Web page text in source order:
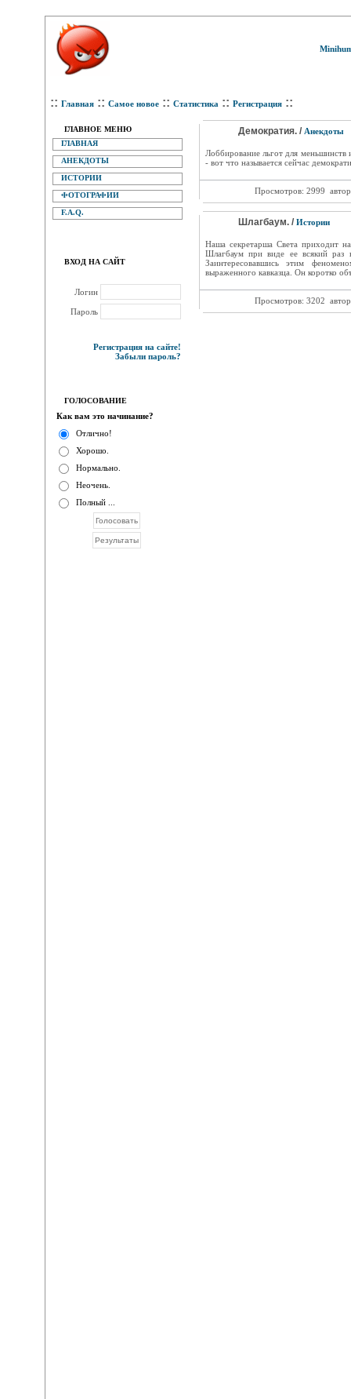
:: Главная :: Самое новое :: Статистика :: Регистрация ::
ГЛАВНОЕ МЕНЮ
ГЛАВНАЯ
АНЕКДОТЫ
ИСТОРИИ
ФОТОГРАФИИ
F.A.Q.
ВХОД НА САЙТ
Логин
Пароль
Регистрация на сайте!
Забыли пароль?
ГОЛОСОВАНИЕ
Как вам это начинание?
Отлично!
Хорошо.
Нормально.
Неочень.
Полный ...
Демократия. / Анекдоты
Лоббирование льгот для
- вот что называется сейчас
Просмотров: 2999
Шлагбаум. / Истории
Наша секретарша Света приходит
Шлагбаум при виде ее всякий раз
Заинтересовавшись этим
выраженного кавказца. Он коротко
Просмотров: 3202